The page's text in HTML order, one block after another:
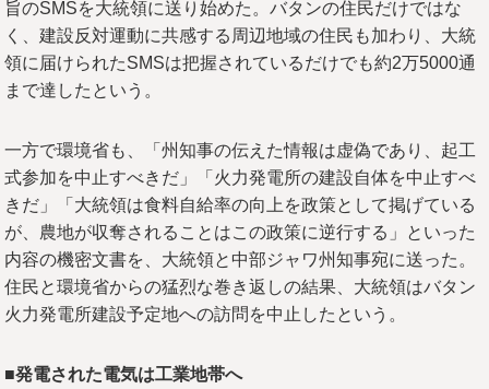
旨のSMSを大統領に送り始めた。バタンの住民だけではな
く、建設反対運動に共感する周辺地域の住民も加わり、大統
領に届けられたSMSは把握されているだけでも約2万5000通
まで達したという。
一方で環境省も、「州知事の伝えた情報は虚偽であり、起工
式参加を中止すべきだ」「火力発電所の建設自体を中止すべ
きだ」「大統領は食料自給率の向上を政策として掲げている
が、農地が収奪されることはこの政策に逆行する」といった
内容の機密文書を、大統領と中部ジャワ州知事宛に送った。
住民と環境省からの猛烈な巻き返しの結果、大統領はバタン
火力発電所建設予定地への訪問を中止したという。
■発電された電気は工業地帯へ